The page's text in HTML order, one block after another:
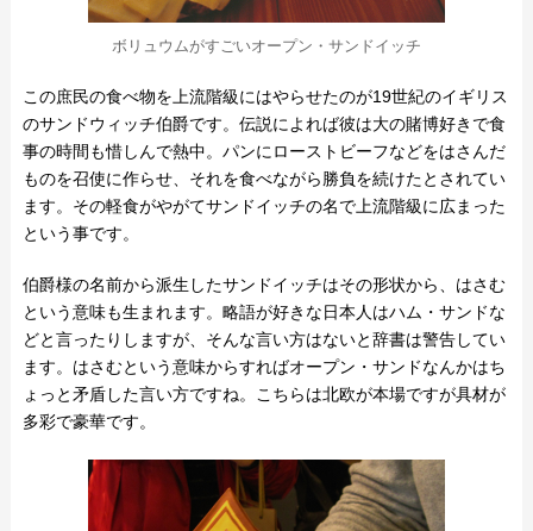
ボリュウムがすごいオープン・サンドイッチ
この庶民の食べ物を上流階級にはやらせたのが19世紀のイギリス
のサンドウィッチ伯爵です。伝説によれば彼は大の賭博好きで食
事の時間も惜しんで熱中。パンにローストビーフなどをはさんだ
ものを召使に作らせ、それを食べながら勝負を続けたとされてい
ます。その軽食がやがてサンドイッチの名で上流階級に広まった
という事です。
伯爵様の名前から派生したサンドイッチはその形状から、はさむ
という意味も生まれます。略語が好きな日本人はハム・サンドな
どと言ったりしますが、そんな言い方はないと辞書は警告してい
ます。はさむという意味からすればオープン・サンドなんかはち
ょっと矛盾した言い方ですね。こちらは北欧が本場ですが具材が
多彩で豪華です。